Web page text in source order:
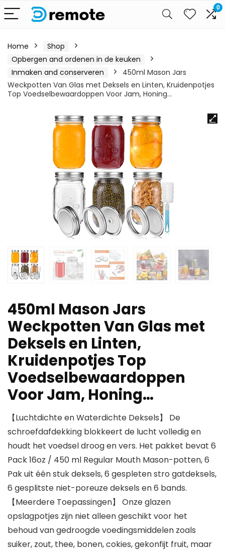
0
Home
Shop
Opbergen and ordenen in de keuken
Inmaken and conserveren
450ml Mason Jars
Weckpotten Van Glas met Deksels en Linten, Kruidenpotjes
Top Voedselbewaardoppen Voor Jam, Honing…
450ml Mason Jars
Weckpotten Van Glas met
Deksels en Linten,
Kruidenpotjes Top
Voedselbewaardoppen
Voor Jam, Honing…
【Luchtdichte en Waterdichte Deksels】 De
schroefdafdekking blokkeert de lucht volledig en
houdt het voedsel droog en vers. Het pakket bevat 6
Pack 16oz / 450 ml Regular Mouth Mason-potten, 6
Pak uit één stuk deksels, 6 gespleten stro gatdeksels,
6 gesplitste niet-poreuze deksels en 6 bands.
【Meerdere Toepassingen】 Onze glazen
opslagpotjes zijn niet alleen geschikt voor het
behoud van gedroogde voedingsmiddelen zoals
suiker, zout, thee, bonen, cokies, gekonfijt fruit, maar